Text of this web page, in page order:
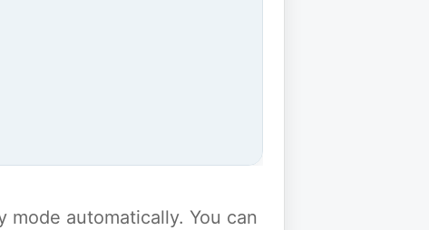
automatically. You can